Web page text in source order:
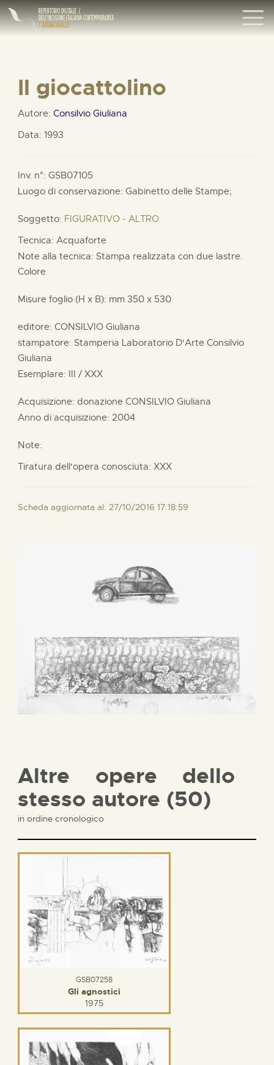
Il giocattolino
Autore: Consilvio Giuliana
Data: 1993
Inv. n°: GSB07105
Luogo di conservazione: Gabinetto delle Stampe;
Soggetto: FIGURATIVO - ALTRO
Tecnica: Acquaforte
Note alla tecnica: Stampa realizzata con due lastre.
Colore
Misure foglio (H x B): mm 350 x 530
editore: CONSILVIO Giuliana
stampatore: Stamperia Laboratorio D'Arte Consilvio
Giuliana
Esemplare: III / XXX
Acquisizione: donazione CONSILVIO Giuliana
Anno di acquisizione: 2004
Note:
Tiratura dell'opera conosciuta: XXX
Scheda aggiornata al: 27/10/2016 17:18:59
Altre opere dello
stesso autore (50)
in ordine cronologico
GSB07258
Gli agnostici
1975